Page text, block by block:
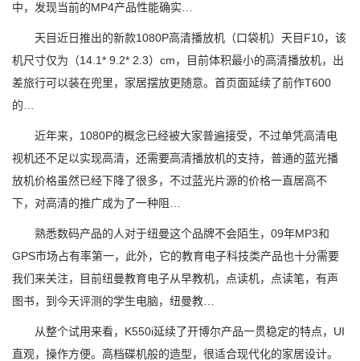
中，发现当前的MP4产品性能确实…
天目近日推出的新款1080P高清播放机（口袋机）天目F10，该
机尺寸仅为（14.1* 9.2* 2.3）cm，目前体积最小的高清播放机，出
差旅行可以装在兜里，家居摆放更随意。首页面延续了前作T600
的…
近年来，1080P的概念已经被大家普遍接受，不过单凭高清电
视机还不足以实现高清，还需要高清播放机的支持，普通的蓝光播
放机价格虽然已经下降了很多，不过蓝光片源的价格一直居高不
下，对高清的推广成为了一种阻…
熟悉数码产品的人对于纽曼这个品牌不会陌生，09年MP3和
GPS市场占有率第一，此外，它的教育电子科技类产品也十分需要
我们来关注，目前纽曼教育电子从早教机，点读机，点读笔，有声
图书，到今天评测的学生电脑，纽曼教…
从整个试用来看，K550i延续了开博尔产品一贯稳定的特点，UI
直观，操作方便。高档碟机般的造型，很适合现代化的家居设计。